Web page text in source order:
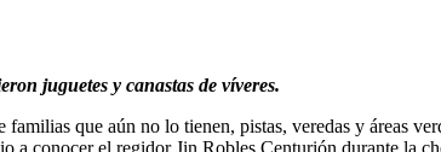
juguetes y canastas de víveres.
que aún no lo tienen, pistas, veredas y áreas
a conocer el regidor Jin Robles Centurión durante la